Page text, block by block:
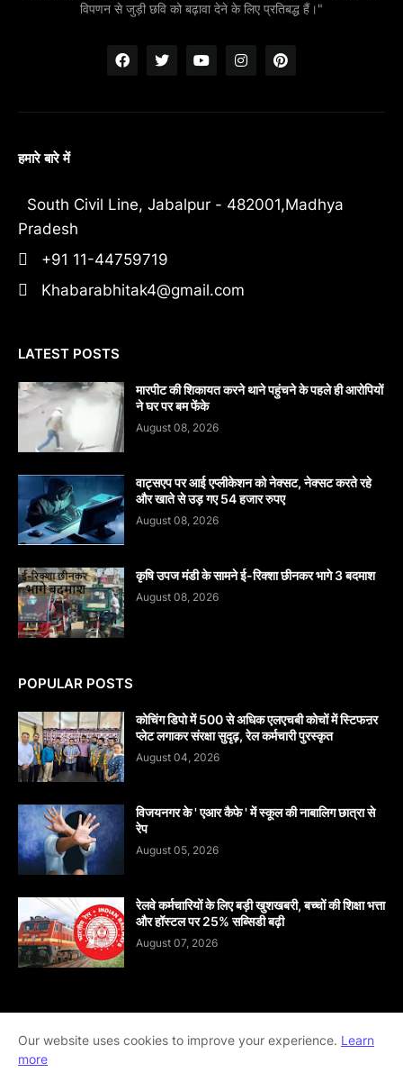
विपणन से जुड़ी छवि को बढ़ावा देने के लिए प्रतिबद्ध हैं।"
हमारे बारे में
South Civil Line, Jabalpur - 482001,Madhya
Pradesh
+91 11-44759719
Khabarabhitak4@gmail.com
LATEST POSTS
मारपीट की शिकायत करने थाने पहुंचने के पहले ही आरोपियों
ने घर पर बम फेंके
August 08, 2026
वाट्सएप पर आई एप्लीकेशन को नेक्सट, नेक्सट करते रहे
और खाते से उड़ गए 54 हजार रुपए
August 08, 2026
कृषि उपज मंडी के सामने ई-रिक्शा छीनकर भागे 3 बदमाश
August 08, 2026
POPULAR POSTS
कोचिंग डिपो में 500 से अधिक एलएचबी कोचों में स्टिफऩर
प्लेट लगाकर संरक्षा सुदृढ़, रेल कर्मचारी पुरस्कृत
August 04, 2026
विजयनगर के ' एआर कैफे ' में स्कूल की नाबालिग छात्रा से
रेप
August 05, 2026
रेलवे कर्मचारियों के लिए बड़ी खुशखबरी, बच्चों की शिक्षा भत्ता
और हॉस्टल पर 25% सब्सिडी बढ़ी
August 07, 2026
Home About contact-us
Disclaimer
Our website uses cookies to improve your experience. Learn
more